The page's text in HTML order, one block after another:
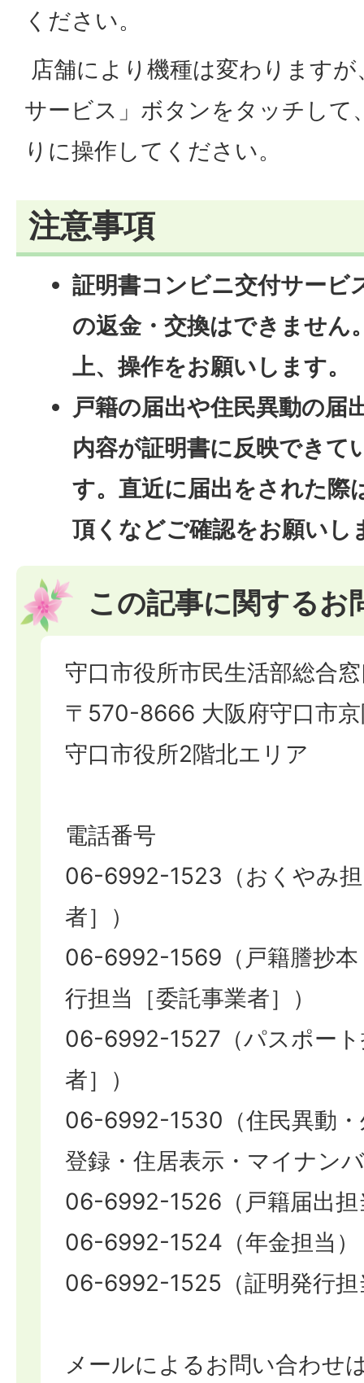
ください。
店舗により機種は変わります
サービス」ボタンをタッチして
りに操作してください。
注意事項
証明書コンビニ交付サービ
の返金・交換はできません
上、操作をお願いします。
戸籍の届出や住民異動の届
内容が証明書に反映できて
す。直近に届出をされた際
頂くなどご確認をお願いし
この記事に関するお
守口市役所市民生活部総合
〒570-8666 大阪府守口市
守口市役所2階北エリア
電話番号
06-6992-1523（おくやみ
者］）
06-6992-1569（戸籍謄抄本
行担当［委託事業者］）
06-6992-1527（パスポート
者］）
06-6992-1530（住民異動・
登録・住居表示・マイナン
06-6992-1526（戸籍届出担
06-6992-1524（年金担当）
06-6992-1525（証明発行担
メールによるお問い合わせ